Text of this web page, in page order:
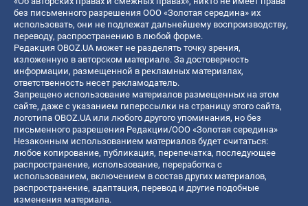
без письменного разрешения ООО «Золотая середина» их
использовать, они не подлежат дальнейшему воспроизводству,
переводу, распространению в любой форме.
Редакция OBOZ.UA может не разделять точку зрения,
изложенную в авторском материале. За достоверность
информации, размещенной в рекламных материалах,
ответственность несет рекламодатель.
Запрещено использование материалов размещенных на этом
сайте, даже с указанием гиперссылки на страницу этого сайта,
логотипа OBOZ.UA или любого другого упоминания, но без
письменного разрешения Редакции/ООО «Золотая середина»
Незаконным использованием материалов будет считаться:
любое копирование, публикация, перепечатка, последующее
распространение, использование, переработка с
использованием, включением в состав других материалов,
распространение, адаптация, перевод и другие подобные
изменения материала.